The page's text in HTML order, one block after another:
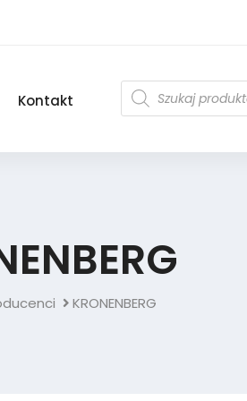
Kontakt
KRONENBERG